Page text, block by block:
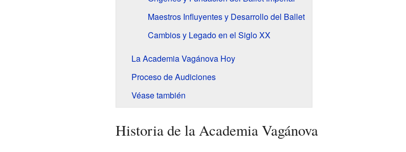
Maestros Influyentes y Desarrollo del Ballet
Cambios y Legado en el Siglo XX
La Academia Vagánova Hoy
Proceso de Audiciones
Véase también
Historia de la Academia Vagánova